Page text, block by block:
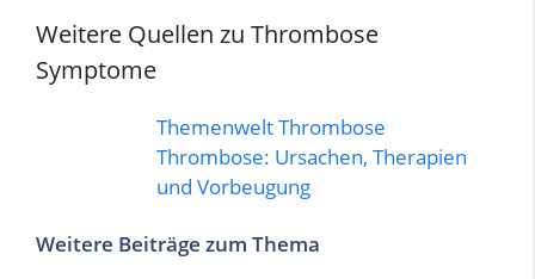
Weitere Quellen zu Thrombose
Symptome
Themenwelt Thrombose
Thrombose: Ursachen, Therapien
und Vorbeugung
Weitere Beiträge zum Thema